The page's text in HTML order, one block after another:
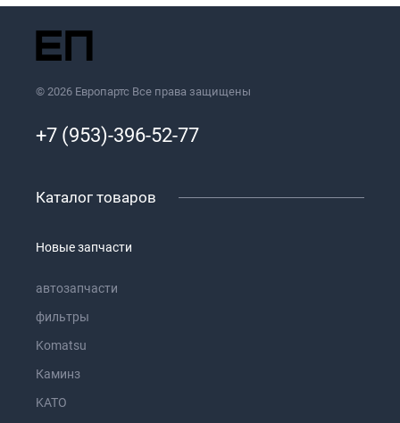
© 2026 Европартс Все права защищены
+7 (953)-396-52-77
Каталог товаров
Новые запчасти
автозапчасти
фильтры
Komatsu
Каминз
KATO